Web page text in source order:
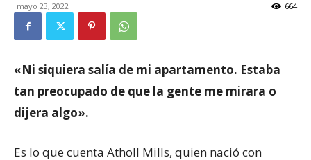
mayo 23, 2022 664
«Ni siquiera salía de mi apartamento. Estaba
tan preocupado de que la gente me mirara o
dijera algo».
Es lo que cuenta Atholl Mills, quien nació con